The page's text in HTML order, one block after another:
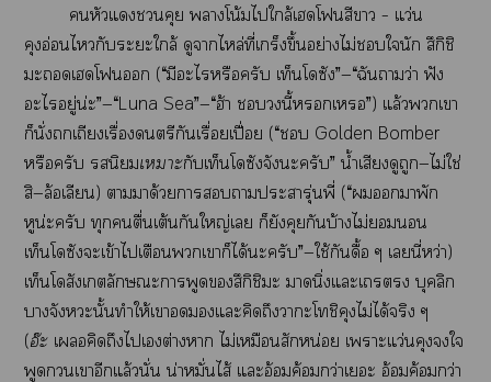
​​​​​​โน้​​ล้​​​​–​ว่​
อ่​​​​ล้​​​ล่​ี่​​ึ้​ย่​ไม่​​​​ึิ​
​​​​(​“​​​​​​”—“​​​ว่​ฟั​
​ู่น่”—“Luna​Sea”—“​ฮ้​​​ี้​​”)​ล้​​​
​ั่​​​ื่​​​ื่​ปื่​(​“​​Golden​Bomber​
​​​​​​​”​น้ำ​​​—ไม่​ใช่​
—ล้​)​​​ด้​​​​​ุ่​ี่​(​“​​​​​
น่​​​ื่​ต้​​ญ่​​​​​​บ้​ไม่​​​
​​​ข้​​​​​​ได้​​”—ใช้​​ื้​​ี่​ว่)​
​​​​​ึิ​​​ิ่​​​
​​ั้​​ให้​​​​​​​​​​​ไม่​ได้​​
(อ๊ ​​​​​ต่​​ไม่​​​น่​​ว่​​​
​​​​ล้​ั่​น่​ั่​ไส้​​อ้​ค้​ว่​​อ้​ค้​ว่​